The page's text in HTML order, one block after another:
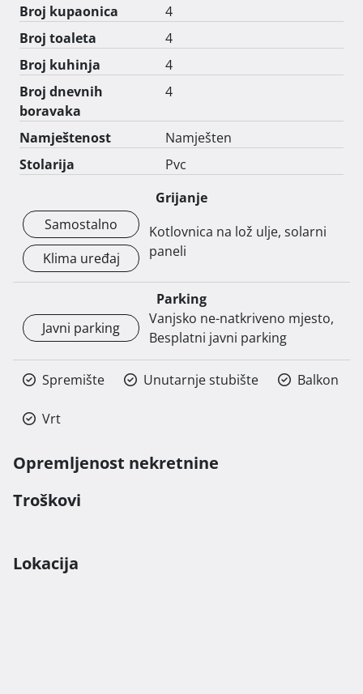
Broj kupaonica
4
Broj toaleta
4
Broj kuhinja
4
Broj dnevnih
boravaka
4
Namještenost
Namješten
Stolarija
Pvc
Grijanje
Samostalno
Klima uređaj
Kotlovnica na lož ulje, solarni
paneli
Parking
Javni parking
Vanjsko ne-natkriveno mjesto,
Besplatni javni parking
Spremište Unutarnje stubište Balkon
Vrt
Opremljenost nekretnine
Troškovi
Lokacija